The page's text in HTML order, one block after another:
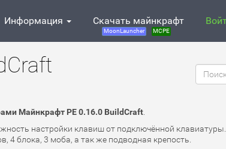
Информация Скачать майнкрафт
MoonLauncher MCPE
Майнкрафт PE 0.16.0 BuildCraft
настройки клавиш от подключённой
блока, 3 моба, а так же подводная крепость.